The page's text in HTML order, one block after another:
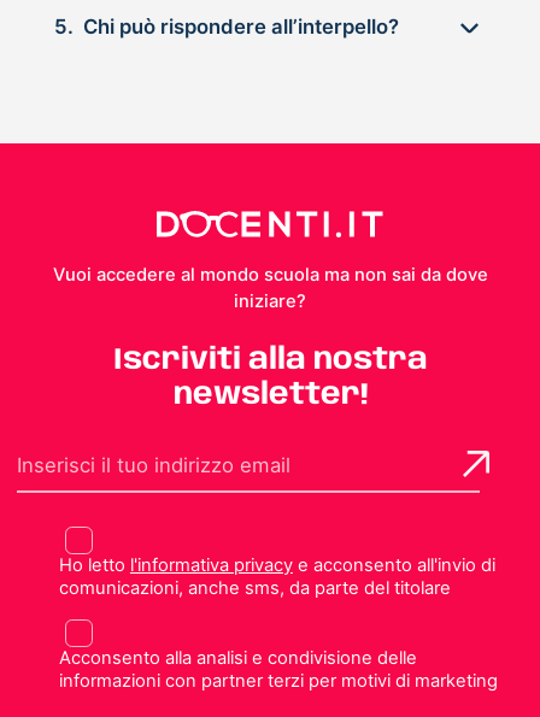
5. Chi può rispondere all’interpello?
Vuoi accedere al mondo scuola ma non sai da dove
iniziare?
Iscriviti alla nostra
newsletter!
Ho letto l'informativa privacye acconsento all'invio di
comunicazioni, anche sms, da parte del titolare
Acconsento alla analisi e condivisione delle
informazioni con partner terzi per motivi di marketing